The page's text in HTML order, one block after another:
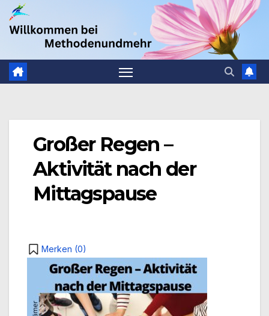
Zum
Inhalt
.
Großer Regen –
Aktivität nach der
Mittagspause
Merken (0)